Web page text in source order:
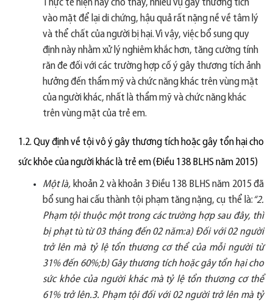
Thực tế hiện nay cho thấy, nhiều vụ gây thương tích
vào mặt để lại di chứng, hậu quả rất nặng nề về tâm lý
và thể chất của người bị hại. Vì vậy, việc bổ sung quy
định này nhằm xử lý nghiêm khắc hơn, tăng cường tính
răn đe đối với các trường hợp cố ý gây thương tích ảnh
hưởng đến thẩm mỹ và chức năng khác trên vùng mặt
của người khác, nhất là thẩm mỹ và chức năng khác
trên vùng mặt của trẻ em.
1.2. Quy định về tội vô ý gây thương tích hoặc gây tổn hại cho
sức khỏe của người khác là trẻ em (Điều 138 BLHS năm 2015)
Một là, khoản 2 và khoản 3 Điều 138 BLHS năm 2015 đã
bổ sung hai cấu thành tội phạm tăng nặng, cụ thể là:“2.
Phạm tội thuộc một trong các trường hợp sau đây, thì
bị phạt tù từ 03 tháng đến 02 năm:a) Đối với 02 người
trở lên mà tỷ lệ tổn thương cơ thể của mỗi người từ
31% đến 60%;b) Gây thương tích hoặc gây tổn hại cho
sức khỏe của người khác mà tỷ lệ tổn thương cơ thể
61% trở lên.3. Phạm tội đối với 02 người trở lên mà tỷ